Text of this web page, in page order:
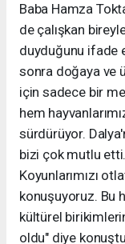
Baba Hamza
de çalışkan
duyduğunu ifade
sonra doğaya ve
için sadece bir
hem
sürdürüyor.
bizi çok mutlu etti.
Koyunlarımızı
konuşuyoruz. Bu
kültürel
oldu" diye